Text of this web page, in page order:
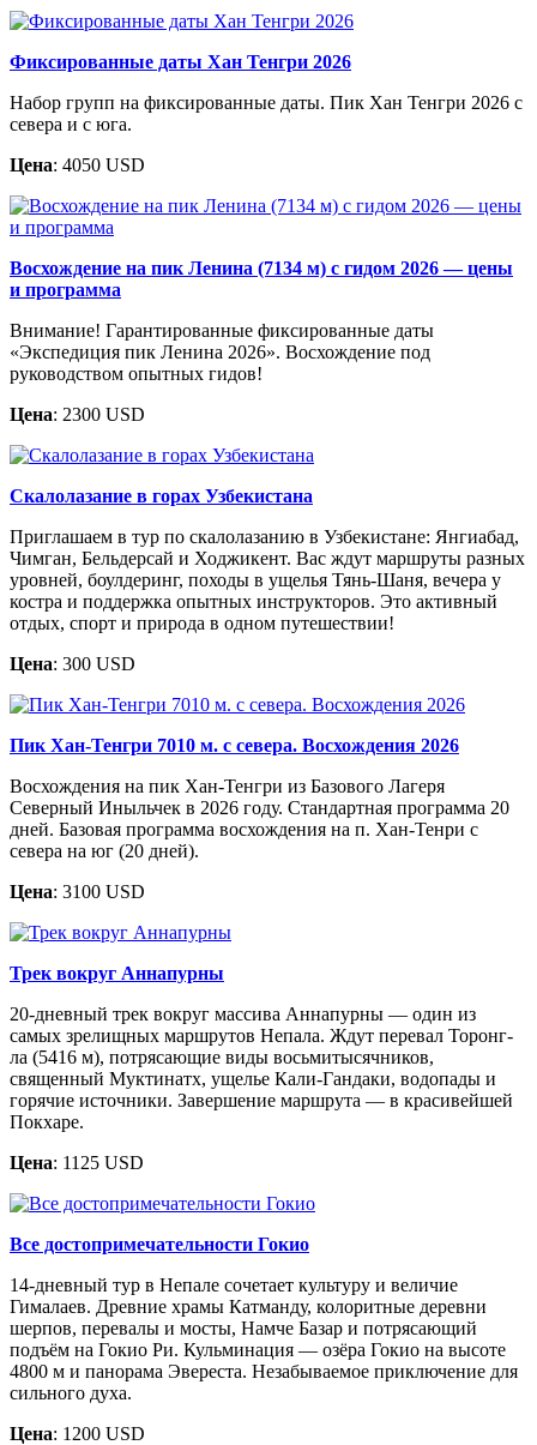
Фиксированные даты Хан Тенгри 2026
Набор групп на фиксированные даты. Пик Хан Тенгри 2026 с
севера и с юга.
Цена: 4050 USD
Восхождение на пик Ленина (7134 м) с гидом 2026 — цены
и программа
Внимание! Гарантированные фиксированные даты
«Экспедиция пик Ленина 2026». Восхождение под
руководством опытных гидов!
Цена: 2300 USD
Скалолазание в горах Узбекистана
Приглашаем в тур по скалолазанию в Узбекистане: Янгиабад,
Чимган, Бельдерсай и Ходжикент. Вас ждут маршруты разных
уровней, боулдеринг, походы в ущелья Тянь-Шаня, вечера у
костра и поддержка опытных инструкторов. Это активный
отдых, спорт и природа в одном путешествии!
Цена: 300 USD
Пик Хан-Тенгри 7010 м. с севера. Восхождения 2026
Восхождения на пик Хан-Тенгри из Базового Лагеря
Северный Иныльчек в 2026 году. Стандартная программа 20
дней. Базовая программа восхождения на п. Хан-Тенри с
севера на юг (20 дней).
Цена: 3100 USD
Трек вокруг Аннапурны
20-дневный трек вокруг массива Аннапурны — один из
самых зрелищных маршрутов Непала. Ждут перевал Торонг-
ла (5416 м), потрясающие виды восьмитысячников,
священный Муктинатх, ущелье Кали-Гандаки, водопады и
горячие источники. Завершение маршрута — в красивейшей
Покхаре.
Цена: 1125 USD
Все достопримечательности Гокио
14-дневный тур в Непале сочетает культуру и величие
Гималаев. Древние храмы Катманду, колоритные деревни
шерпов, перевалы и мосты, Намче Базар и потрясающий
подъём на Гокио Ри. Кульминация — озёра Гокио на высоте
4800 м и панорама Эвереста. Незабываемое приключение для
сильного духа.
Цена: 1200 USD